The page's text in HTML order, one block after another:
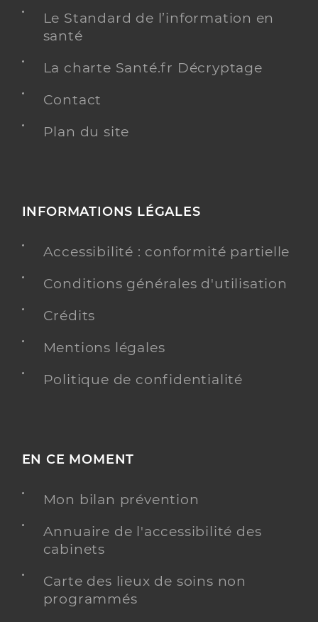
Le Standard de l’information en
santé
La charte Santé.fr Décryptage
Contact
Plan du site
INFORMATIONS LÉGALES
Accessibilité : conformité partielle
Conditions générales d'utilisation
Crédits
Mentions légales
Politique de confidentialité
EN CE MOMENT
Mon bilan prévention
Annuaire de l'accessibilité des
cabinets
Carte des lieux de soins non
programmés